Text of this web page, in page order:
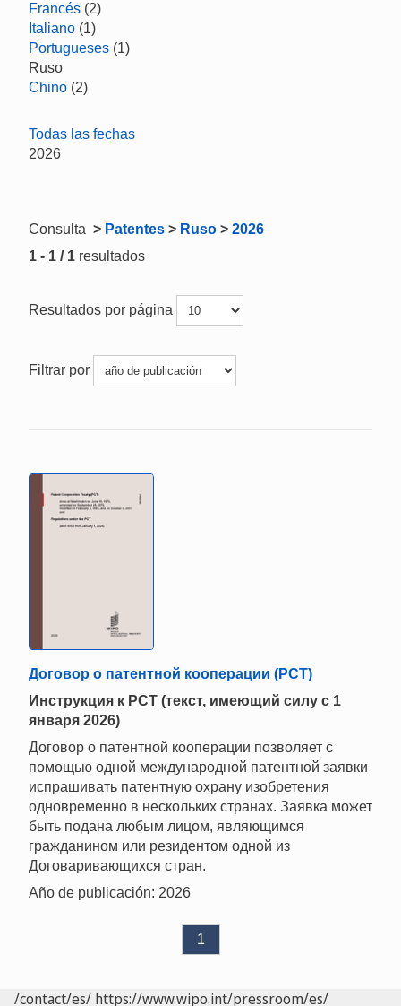
Francés (2)
Italiano (1)
Portugueses (1)
Ruso
Chino (2)
Todas las fechas
2026
Consulta > Patentes > Ruso > 2026
1 - 1 / 1 resultados
Resultados por página
Filtrar por
Договор о патентной кооперации (PCT)
Инструкция к РСТ (текст, имеющий силу с 1
января 2026)
Договор о патентной кооперации позволяет с
помощью одной международной патентной заявки
испрашивать патентную охрану изобретения
одновременно в нескольких странах. Заявка может
быть подана любым лицом, являющимся
гражданином или резидентом одной из
Договаривающихся стран.
Año de publicación: 2026
1
/contact/es/ https://www.wipo.int/pressroom/es/